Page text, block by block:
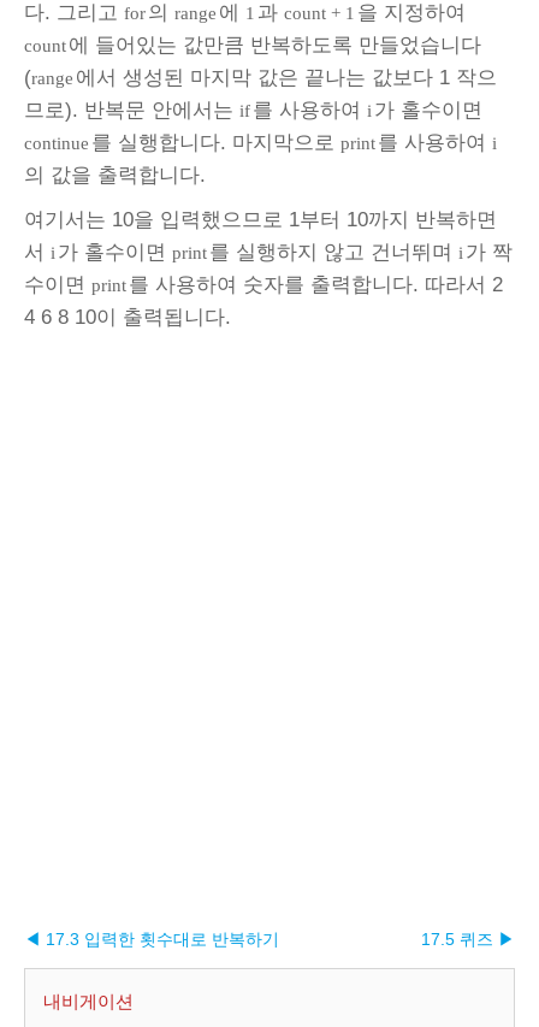
다. 그리고 for의 range 에 1 과 count + 1 을 지정하여
count에 들어있는 값만큼 반복하도록 만들었습니다
(range 에서 생성된 마지막 값은 끝나는 값보다 1 작으
므로). 반복문 안에서는 if를 사용하여 i 가 홀수이면
continue 를 실행합니다. 마지막으로 print를 사용하여 i
의 값을 출력합니다.
여기서는 10을 입력했으므로 1부터 10까지 반복하면
서 i 가 홀수이면 print를 실행하지 않고 건너뛰며 i 가 짝
수이면 print를 사용하여 숫자를 출력합니다. 따라서 2
4 6 8 10이 출력됩니다.
◀ 17.3 입력한 횟수대로 반복하기 17.5 퀴즈 ▶︎
내비게이션